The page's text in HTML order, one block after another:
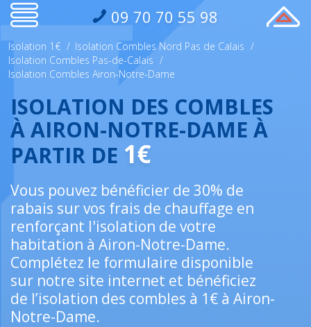
09 70 70 55 98
Isolation 1€ / Isolation Combles Nord Pas de Calais /
Isolation Combles Pas-de-Calais /
Isolation Combles Airon-Notre-Dame
ISOLATION DES COMBLES
À AIRON-NOTRE-DAME À
PARTIR DE 1€
Vous pouvez bénéficier de 30% de
rabais sur vos frais de chauffage en
renforçant l'isolation de votre
habitation à Airon-Notre-Dame.
Complétez le formulaire disponible
sur notre site internet et bénéficiez
de l’isolation des combles à 1€ à Airon-
Notre-Dame.